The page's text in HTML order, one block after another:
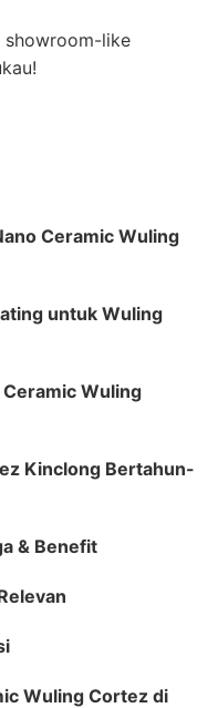
showroom-like
Ceramic Wuling
untuk Wuling
Wuling
Kinclong Bertahun-
& Benefit
Wuling Cortez di